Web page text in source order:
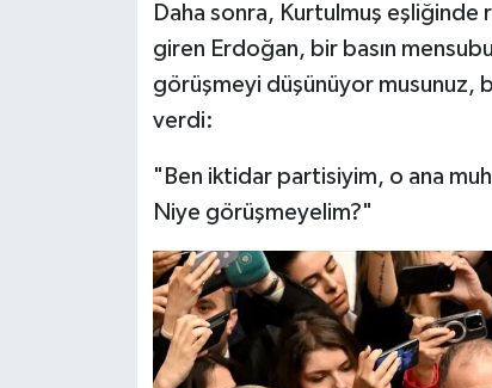
Daha sonra, Kurtulmuş
giren Erdoğan, bir basın
görüşmeyi düşünüyor musunuz,
verdi:
"Ben iktidar partisiyim, o ana
Niye görüşmeyelim?"